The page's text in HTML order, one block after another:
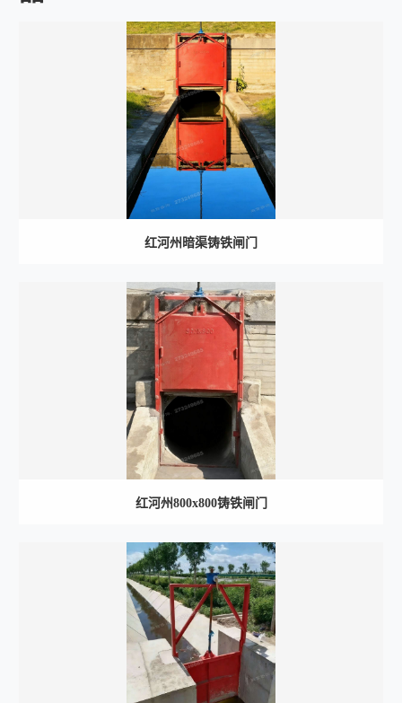
红河州暗渠铸铁闸门
红河州800x800铸铁闸门